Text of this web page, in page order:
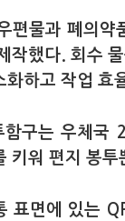
편물과 폐의
작했다. 회수
화하고 작업 효
함구는 우체국
키워 편지 봉
표면에 있는